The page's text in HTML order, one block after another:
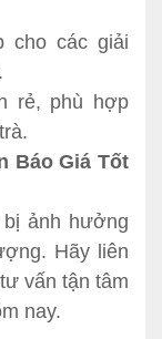
cho các giải
rẻ, phù hợp
Báo Giá Tốt
ảnh hưởng
Hãy liên
vấn tận tâm
nay.